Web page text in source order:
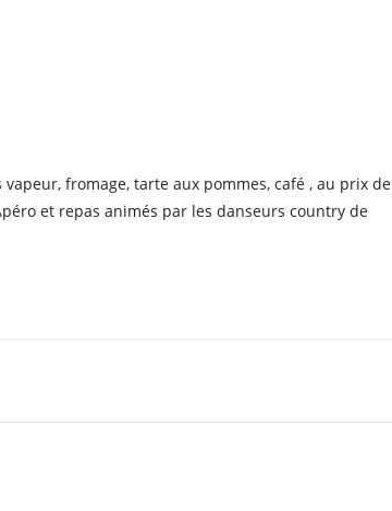
fromage, tarte aux pommes, café , au prix de
et repas animés par les danseurs country de